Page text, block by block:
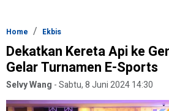
Home Ekbis
Dekatkan Kereta Api ke
Gelar Turnamen E-Sports
Selvy Wang -Sabtu, 8 Juni 2024 14:30